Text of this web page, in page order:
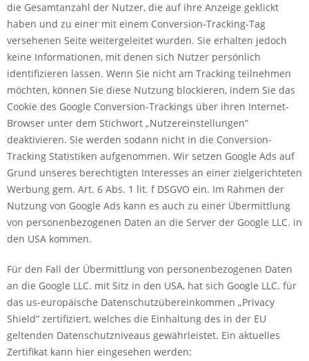
die Gesamtanzahl der Nutzer, die auf ihre Anzeige geklickt
haben und zu einer mit einem Conversion-Tracking-Tag
versehenen Seite weitergeleitet wurden. Sie erhalten jedoch
keine Informationen, mit denen sich Nutzer persönlich
identifizieren lassen. Wenn Sie nicht am Tracking teilnehmen
möchten, können Sie diese Nutzung blockieren, indem Sie das
Cookie des Google Conversion-Trackings über ihren Internet-
Browser unter dem Stichwort „Nutzereinstellungen“
deaktivieren. Sie werden sodann nicht in die Conversion-
Tracking Statistiken aufgenommen. Wir setzen Google Ads auf
Grund unseres berechtigten Interesses an einer zielgerichteten
Werbung gem. Art. 6 Abs. 1 lit. f DSGVO ein. Im Rahmen der
Nutzung von Google Ads kann es auch zu einer Übermittlung
von personenbezogenen Daten an die Server der Google LLC. in
den USA kommen.
Für den Fall der Übermittlung von personenbezogenen Daten
an die Google LLC. mit Sitz in den USA, hat sich Google LLC. für
das us-europäische Datenschutzübereinkommen „Privacy
Shield“ zertifiziert, welches die Einhaltung des in der EU
geltenden Datenschutzniveaus gewährleistet. Ein aktuelles
Zertifikat kann hier eingesehen werden: